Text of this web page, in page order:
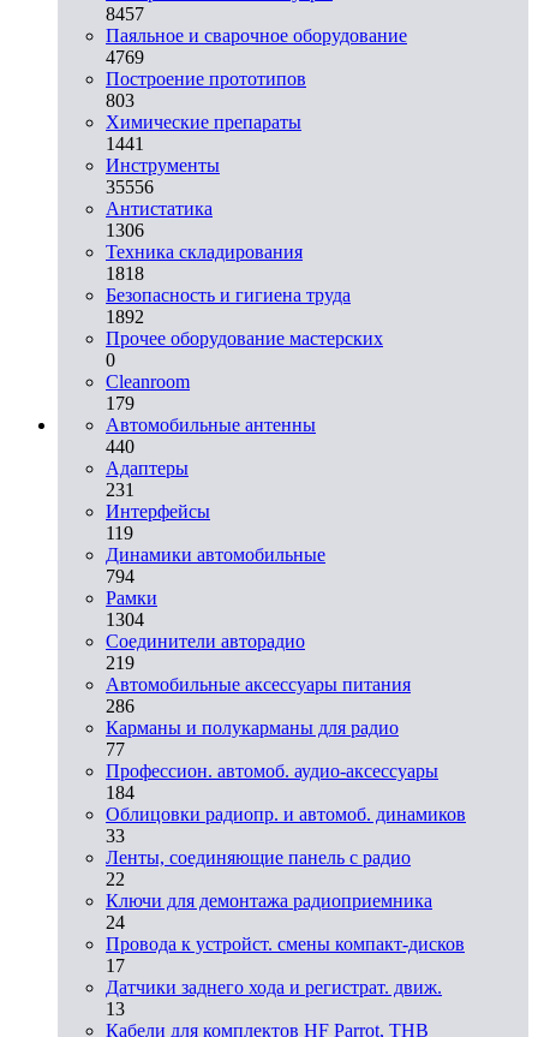
8457
Паяльное и сварочное оборудование
4769
Построение прототипов
803
Химические препараты
1441
Инструменты
35556
Aнтистатика
1306
Техника складирования
1818
Безопасность и гигиена труда
1892
Прочее оборудование мастерских
0
Cleanroom
179
Автомобильные антенны
440
Адаптеры
231
Интерфейсы
119
Динамики автомобильные
794
Рамки
1304
Соединители авторадио
219
Автомобильные аксессуары питания
286
Карманы и полукарманы для радио
77
Профессион. автомоб. аудио-аксессуары
184
Облицовки радиопр. и автомоб. динамиков
33
Ленты, соединяющие панель с радио
22
Ключи для демонтажа радиоприемника
24
Провода к устройст. смены компакт-дисков
17
Датчики заднего хода и регистрат. движ.
13
Кабели для комплектов HF Parrot, THB